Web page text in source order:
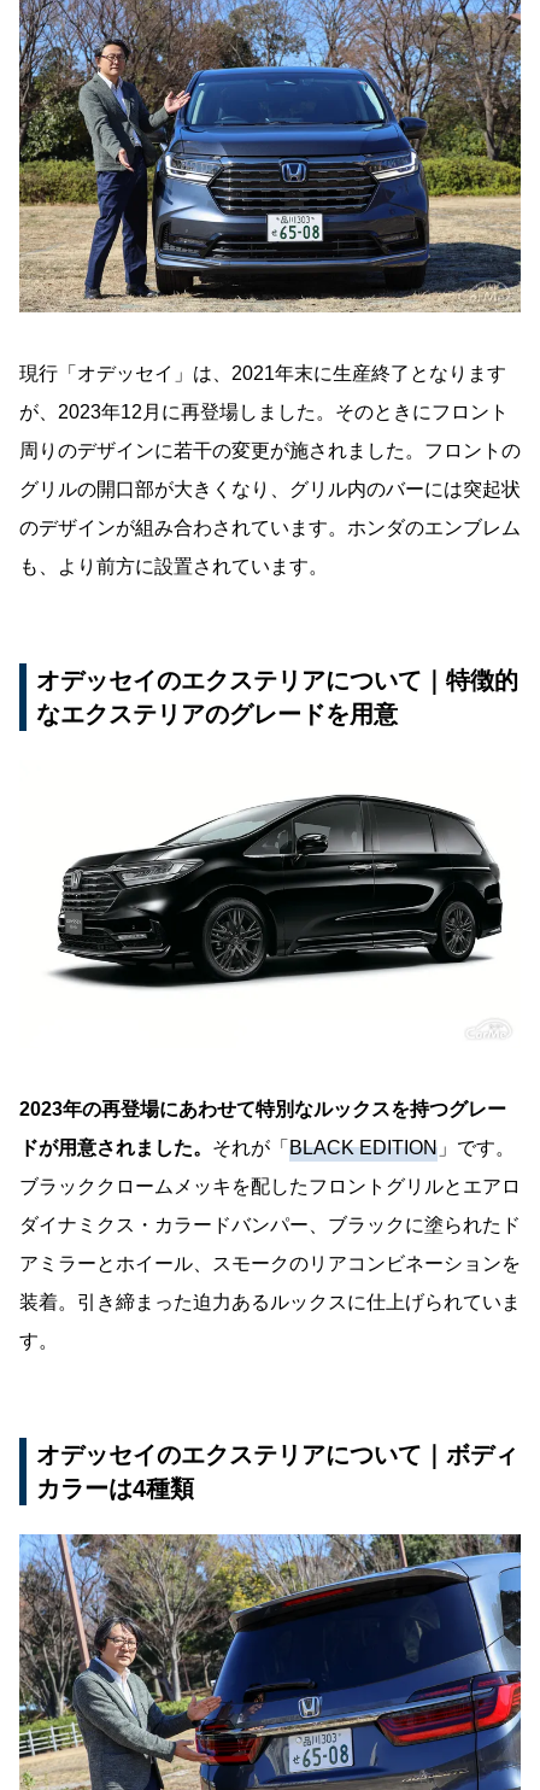
現行「オデッセイ」は、2021年末に生産終了となります
が、2023年12月に再登場しました。そのときにフロント
周りのデザインに若干の変更が施されました。フロントの
グリルの開口部が大きくなり、グリル内のバーには突起状
のデザインが組み合わされています。ホンダのエンブレム
も、より前方に設置されています。
オデッセイのエクステリアについて｜特徴的
なエクステリアのグレードを用意
2023年の再登場にあわせて特別なルックスを持つグレー
ドが用意されました。 それが「 BLACK EDITION 」です。
ブラッククロームメッキを配したフロントグリルとエアロ
ダイナミクス・カラードバンパー、ブラックに塗られたド
アミラーとホイール、スモークのリアコンビネーションを
装着。引き締まった迫力あるルックスに仕上げられていま
す。
オデッセイのエクステリアについて｜ボディ
カラーは4種類